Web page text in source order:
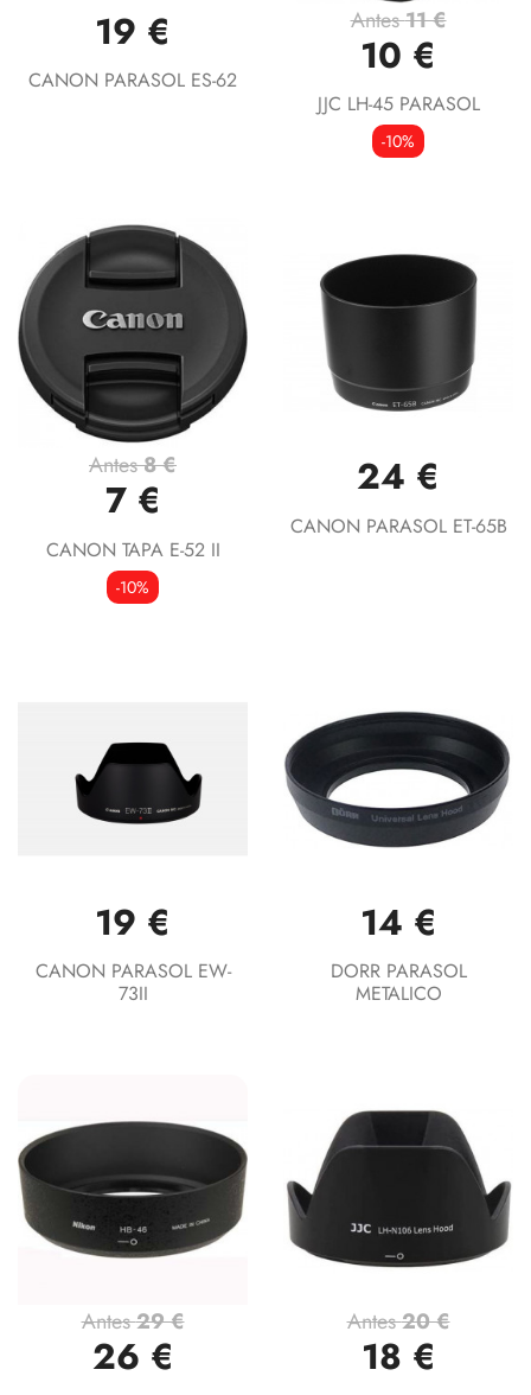
19 €
CANON PARASOL ES-62
Antes11 €
10 €
JJC LH-45 PARASOL
-10%
Antes8 €
7 €
CANON TAPA E-52 II
-10%
24 €
CANON PARASOL ET-65B
19 €
CANON PARASOL EW-
73II
14 €
DORR PARASOL
METALICO
Antes29 €
26 €
Antes20 €
18 €